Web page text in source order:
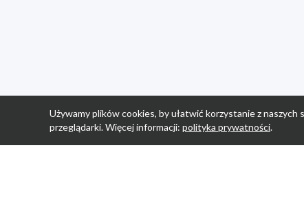
Używamy plików cookies, by ułatwić korzystanie z
przeglądarki. Więcej informacji: polityka prywatności.